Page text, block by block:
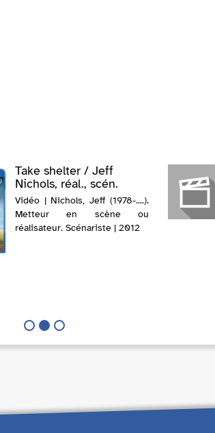
Take shelter / Jeff
Nichols, réal., scén.
Vidéo | Nichols, Jeff (1978-....).
Metteur en scène ou
réalisateur. Scénariste | 2012